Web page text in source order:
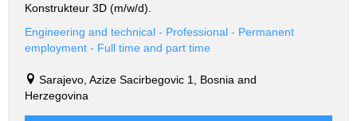
Konstrukteur 3D (m/w/d).
Engineering and technical - Professional - Permanent
employment - Full time and part time
Sarajevo, Azize Sacirbegovic 1, Bosnia and
Herzegovina